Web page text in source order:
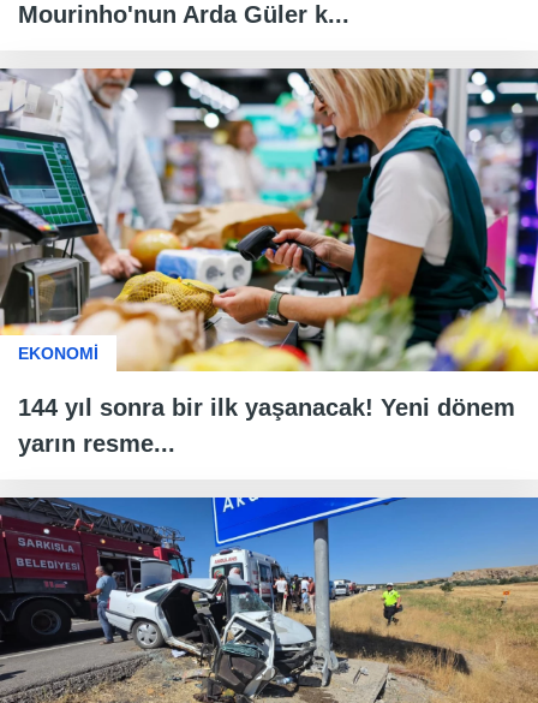
Mourinho'nun Arda Güler k...
EKONOMİ
144 yıl sonra bir ilk yaşanacak! Yeni dönem
yarın resme...